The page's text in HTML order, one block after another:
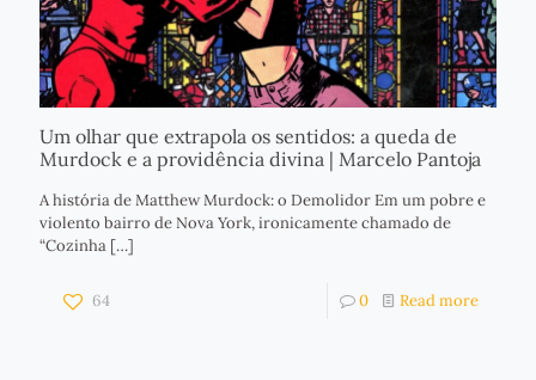
Um olhar que extrapola os sentidos: a queda de
Murdock e a providência divina | Marcelo Pantoja
A história de Matthew Murdock: o Demolidor Em um pobre e
violento bairro de Nova York, ironicamente chamado de
“Cozinha […]
64 0 Read more